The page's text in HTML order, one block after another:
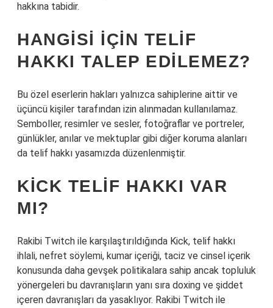
hakkına tabidir.
HANGISI IÇIN TELIF
HAKKI TALEP EDILEMEZ?
Bu özel eserlerin hakları yalnızca sahiplerine aittir ve
üçüncü kişiler tarafından izin alınmadan kullanılamaz.
Semboller, resimler ve sesler, fotoğraflar ve portreler,
günlükler, anılar ve mektuplar gibi diğer koruma alanları
da telif hakkı yasamızda düzenlenmiştir.
KICK TELIF HAKKI VAR
MI?
Rakibi Twitch ile karşılaştırıldığında Kick, telif hakkı
ihlali, nefret söylemi, kumar içeriği, taciz ve cinsel içerik
konusunda daha gevşek politikalara sahip ancak topluluk
yönergeleri bu davranışların yanı sıra doxing ve şiddet
içeren davranışları da yasaklıyor. Rakibi Twitch ile